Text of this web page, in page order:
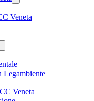
Veneta
Legambiente
Veneta